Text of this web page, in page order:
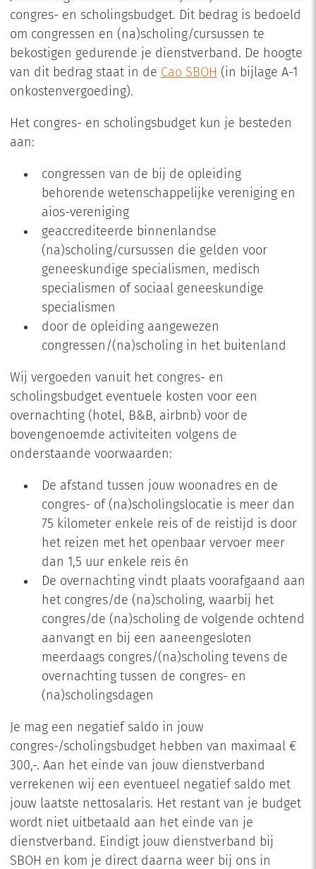
congres- en scholingsbudget. Dit bedrag is bedoeld
om congressen en (na)scholing/cursussen te
bekostigen gedurende je dienstverband. De hoogte
van dit bedrag staat in de Cao SBOH (in bijlage A-1
onkostenvergoeding).
Het congres- en scholingsbudget kun je besteden
aan:
congressen van de bij de opleiding
behorende wetenschappelijke vereniging en
aios-vereniging
geaccrediteerde binnenlandse
(na)scholing/cursussen die gelden voor
geneeskundige specialismen, medisch
specialismen of sociaal geneeskundige
specialismen
door de opleiding aangewezen
congressen/(na)scholing in het buitenland
Wij vergoeden vanuit het congres- en
scholingsbudget eventuele kosten voor een
overnachting (hotel, B&B, airbnb) voor de
bovengenoemde activiteiten volgens de
onderstaande voorwaarden:
De afstand tussen jouw woonadres en de
congres- of (na)scholingslocatie is meer dan
75 kilometer enkele reis of de reistijd is door
het reizen met het openbaar vervoer meer
dan 1,5 uur enkele reis én
De overnachting vindt plaats voorafgaand aan
het congres/de (na)scholing, waarbij het
congres/de (na)scholing de volgende ochtend
aanvangt en bij een aaneengesloten
meerdaags congres/(na)scholing tevens de
overnachting tussen de congres- en
(na)scholingsdagen
Je mag een negatief saldo in jouw
congres-/scholingsbudget hebben van maximaal €
300,-. Aan het einde van jouw dienstverband
verrekenen wij een eventueel negatief saldo met
jouw laatste nettosalaris. Het restant van je budget
wordt niet uitbetaald aan het einde van je
dienstverband. Eindigt jouw dienstverband bij
SBOH en kom je direct daarna weer bij ons in